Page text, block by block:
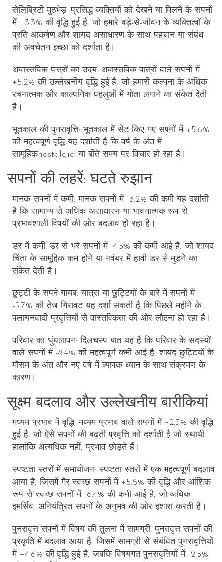
सेलिब्रिटी मुठभेड़: प्रसिद्ध व्यक्तियों को देखने या मिलने के सपनों
में +3.3% की वृद्धि हुई है, जो हमारे बड़े-से-जीवन के व्यक्तित्वों के
प्रति आकर्षण और शायद असाधारण के साथ पहचान या संबंध
की अवचेतन इच्छा को दर्शाता है।
अवास्तविक पात्रों का उदय: अवास्तविक पात्रों वाले सपनों में
+5.2% की उल्लेखनीय वृद्धि हुई है, जो हमारी कल्पना के अधिक
रचनात्मक और काल्पनिक पहलुओं में गोता लगाने का संकेत देती
है।
भूतकाल की पुनरावृत्ति: भूतकाल में सेट किए गए सपनों में +5.6%
की महत्वपूर्ण वृद्धि यह दर्शाती है कि वर्ष के अंत में
सामूहिकnostalgia या बीते समय पर विचार हो रहा है।
सपनों की लहरें: घटते रुझान
मानक सपनों में कमी: मानक सपनों में -3.2% की कमी यह दर्शाती
है कि सामान्य से अधिक असाधारण या भावनात्मक रूप से
प्रभावशाली विषयों की ओर बदलाव हो रहा है।
डर में कमी: डर से भरे सपनों में -4.5% की कमी आई है, जो शायद
चिंता के सामूहिक कम होने या नवंबर में हावी डर से मुड़ने का
संकेत देती है।
छुट्टी के सपने गायब: यात्रा या छुट्टियों के बारे में सपनों में
-5.7% की तेज गिरावट यह दर्शा सकती है कि पिछले महीने के
पलायनवादी प्रवृत्तियों से वास्तविकता की ओर लौटना हो रहा है।
परिवार का धुंधलापन: दिलचस्प बात यह है कि परिवार के सदस्यों
वाले सपनों में -8.4% की महत्वपूर्ण कमी आई है, शायद छुट्टियों के
मौसम के अंत और नए वर्ष में व्यापक ध्यान के साथ संक्रमण के
कारण।
सूक्ष्म बदलाव और उल्लेखनीय बारीकियां
मध्यम प्रभाव में वृद्धि: मध्यम प्रभाव वाले सपनों में +2.3% की वृद्धि
हुई है, जो ऐसे सपनों की बढ़ती प्रवृत्ति को दर्शाती है जो स्थायी,
हालांकि अत्यधिक नहीं, प्रभाव छोड़ते हैं।
स्पष्टता स्तरों में समायोजन: स्पष्टता स्तरों में एक महत्वपूर्ण बदलाव
आया है, जिसमें गैर-स्वच्छ सपनों में +5.8% की वृद्धि और आंशिक
रूप से स्वच्छ सपनों में -6.4% की कमी आई है, जो अधिक
इमर्सिव, अनियंत्रित सपनों के अनुभव की ओर इशारा करती है।
पुनरावृत्त सपनों में विषय की तुलना में सामग्री: पुनरावृत्त सपनों की
प्रकृति में बदलाव आया है, जिसमें सामग्री से संबंधित पुनरावृत्तियों
में +4.6% की वृद्धि हुई है, जबकि विषयगत पुनरावृत्तियों में -2.5%